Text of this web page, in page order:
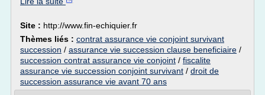
Site : http://www.fin-echiquier.fr
Thèmes liés : contrat assurance vie conjoint survivant
succession / assurance vie succession clause beneficiaire /
succession contrat assurance vie conjoint / fiscalite
assurance vie succession conjoint survivant / droit de
succession assurance vie avant 70 ans